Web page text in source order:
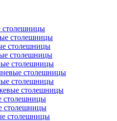
столешницы
столешницы
столешницы
столешницы
столешницы
столешницы
столешницы
столешницы
столешницы
столешницы
столешницы